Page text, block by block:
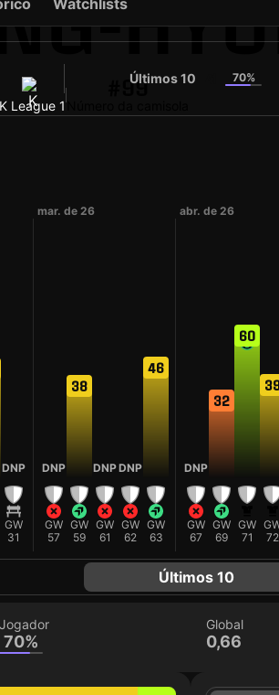
K League 1
#99
Watchlists
Últimos 10 70%
DNP
GW
31
mar. de 26
DNP
GW
57
38
GW
59
DNP
GW
61
DNP
GW
62
46
GW
63
abr. de 26
DNP
GW
67
32
GW
69
60
GW
71
72
Últimos 10
Jogador
70%
Global
0,66